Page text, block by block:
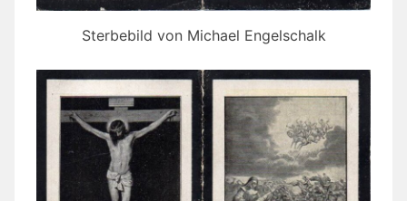
Sterbebild von Michael Engelschalk